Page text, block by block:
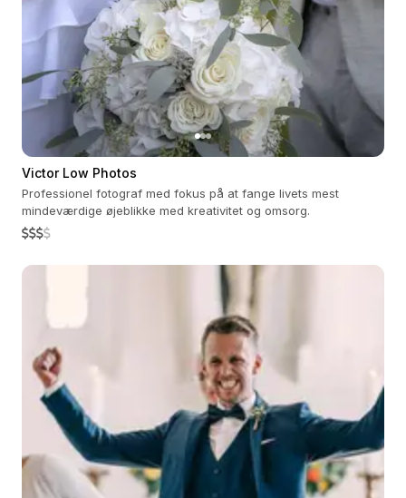
Victor Low Photos
Professionel fotograf med fokus på at fange livets mest
mindeværdige øjeblikke med kreativitet og omsorg.